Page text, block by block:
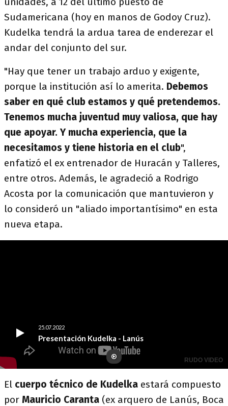
Sudamericana (hoy en manos de Godoy Cruz).
Kudelka tendrá la ardua tarea de enderezar el
andar del conjunto del sur.
"Hay que tener un trabajo arduo y exigente,
porque la institución así lo amerita. Debemos
saber en qué club estamos y qué pretendemos.
Tenemos mucha juventud muy valiosa, que hay
que apoyar. Y mucha experiencia, que la
necesitamos y tiene historia en el club",
enfatizó el ex entrenador de Huracán y Talleres,
entre otros. Además, le agradeció a Rodrigo
Acosta por la comunicación que mantuvieron y
lo consideró un "aliado importantísimo" en esta
nueva etapa.
El cuerpo técnico de Kudelka estará compuesto
por Mauricio Caranta (ex arquero de Lanús, Boca